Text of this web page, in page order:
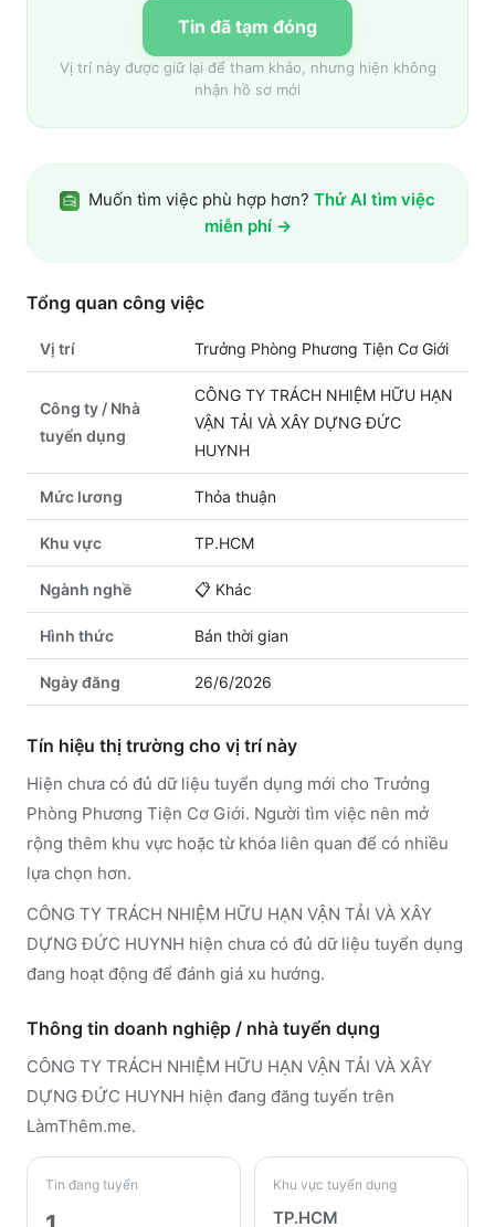
Tin đã tạm đóng
Vị trí này được giữ lại để tham khảo, nhưng hiện không
nhận hồ sơ mới
Muốn tìm việc phù hợp hơn? Thử AI tìm việc
miễn phí →
Tổng quan công việc
Vị trí Trưởng Phòng Phương Tiện Cơ Giới
Công ty / Nhà
tuyển dụng
CÔNG TY TRÁCH NHIỆM HỮU HẠN
VẬN TẢI VÀ XÂY DỰNG ĐỨC
HUYNH
Mức lương Thỏa thuận
Khu vực TP.HCM
Ngành nghề 📋 Khác
Hình thức Bán thời gian
Ngày đăng 26/6/2026
Tín hiệu thị trường cho vị trí này
Hiện chưa có đủ dữ liệu tuyển dụng mới cho Trưởng
Phòng Phương Tiện Cơ Giới. Người tìm việc nên mở
rộng thêm khu vực hoặc từ khóa liên quan để có nhiều
lựa chọn hơn.
CÔNG TY TRÁCH NHIỆM HỮU HẠN VẬN TẢI VÀ XÂY
DỰNG ĐỨC HUYNH hiện chưa có đủ dữ liệu tuyển dụng
đang hoạt động để đánh giá xu hướng.
Thông tin doanh nghiệp / nhà tuyển dụng
CÔNG TY TRÁCH NHIỆM HỮU HẠN VẬN TẢI VÀ XÂY
DỰNG ĐỨC HUYNH hiện đang đăng tuyển trên
LàmThêm.me.
Tin đang tuyển Khu vực tuyển dụng
TP.HCM